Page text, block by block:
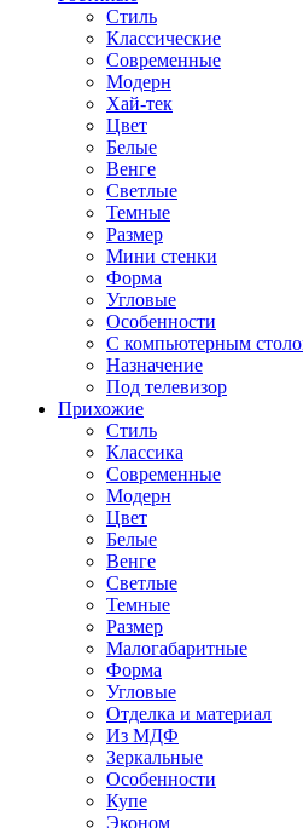
Стиль
Классические
Современные
Модерн
Хай-тек
Цвет
Белые
Венге
Светлые
Темные
Размер
Мини стенки
Форма
Угловые
Особенности
С компьютерным
Назначение
Под телевизор
Прихожие
Стиль
Классика
Современные
Модерн
Цвет
Белые
Венге
Светлые
Темные
Размер
Малогабаритные
Форма
Угловые
Отделка и материал
Из МДФ
Зеркальные
Особенности
Купе
Эконом